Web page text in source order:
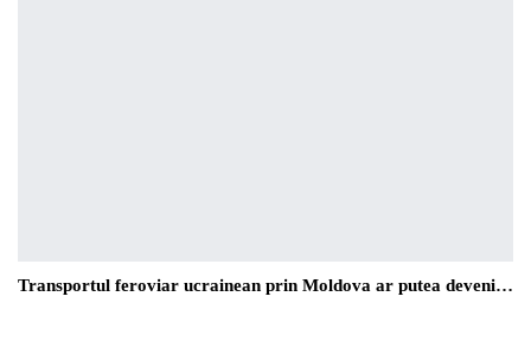
Transportul feroviar ucrainean prin Moldova ar putea deveni…